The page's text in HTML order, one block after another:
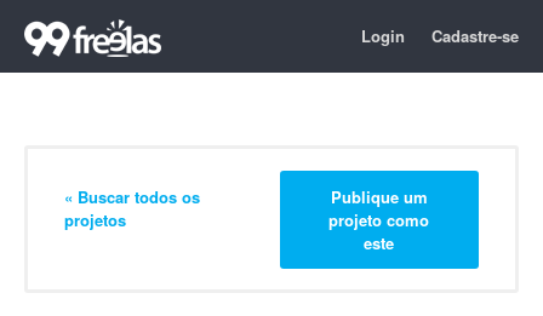
Login Cadastre-se
« Buscar todos os
projetos
Publique um
projeto como
este